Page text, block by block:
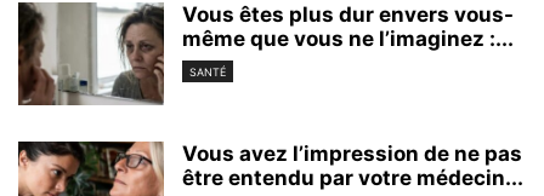
Vous êtes plus dur envers vous-
même que vous ne l’imaginez :...
SANTÉ
Vous avez l’impression de ne pas
être entendu par votre médecin...